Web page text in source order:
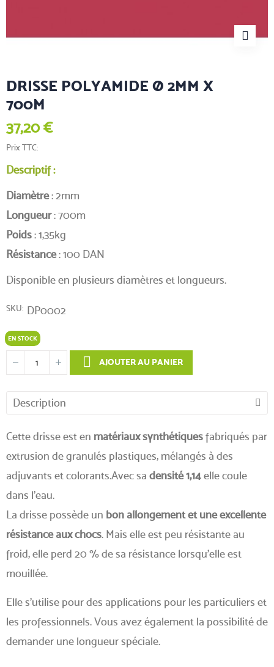
DRISSE POLYAMIDE Ø 2MM X
700M
37,20 €
Prix TTC
Descriptif :
Diamètre: 2mm
Longueur: 700m
Poids: 1,35kg
Résistance: 100 DAN
Disponible en plusieurs diamètres et longueurs.
SKU DP0002
EN STOCK
AJOUTER AU PANIER
Description
Cette drisse est en matériaux synthétiquesfabriqués par
extrusion de granulés plastiques, mélangés à des
adjuvants et colorants.Avec sa densité 1,14elle coule
dans l’eau.
La drisse possède un bon allongement et une excellente
résistance aux chocs. Mais elle est peu résistante au
froid, elle perd 20 % de sa résistance lorsqu’elle est
mouillée.
Elle s’utilise pour des applications pour les particuliers et
les professionnels. Vous avez également la possibilité de
demander une longueur spéciale.